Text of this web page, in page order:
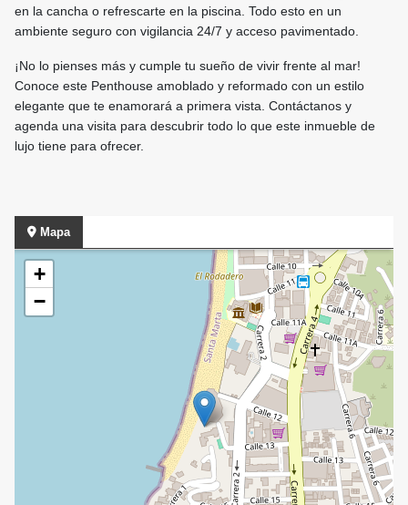
en la cancha o refrescarte en la piscina. Todo esto en un
ambiente seguro con vigilancia 24/7 y acceso pavimentado.
¡No lo pienses más y cumple tu sueño de vivir frente al mar!
Conoce este Penthouse amoblado y reformado con un estilo
elegante que te enamorará a primera vista. Contáctanos y
agenda una visita para descubrir todo lo que este inmueble de
lujo tiene para ofrecer.
Mapa
+
−